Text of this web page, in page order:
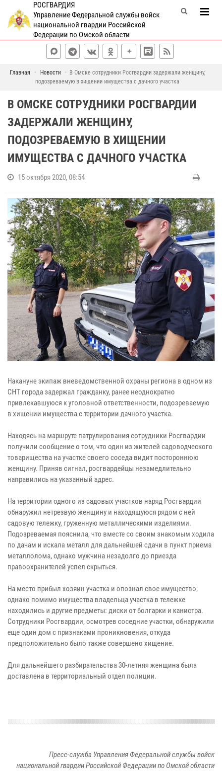
РОСГВАРДИЯ
Управление Федеральной службы войск
национальной гвардии Российской
Федерации по Омской области
Главная Новости
В Омске сотрудники Росгвардии задержали женщину,
подозреваемую в хищении имущества с дачного участка
В ОМСКЕ СОТРУДНИКИ РОСГВАРДИИ
ЗАДЕРЖАЛИ ЖЕНЩИНУ,
ПОДОЗРЕВАЕМУЮ В ХИЩЕНИИ
ИМУЩЕСТВА С ДАЧНОГО УЧАСТКА
15 октября 2020, 08:54
Накануне экипаж вневедомственной охраны региона в одном из
СНТ города задержал гражданку, ранее неоднократно
привлекавшуюся к уголовной ответственности, подозреваемую
в хищении имущества с территории дачного участка.
Находясь на маршруте патрулирования сотрудники Росгвардии
получили сообщение о том, что один из жителей садоводческого
товарищества на участке своего соседа видит постороннюю
женщину. Приняв сигнал, росгвардейцы незамедлительно
направились на указанный адрес.
На территории одного из садовых участков наряд Росгвардии
обнаружил нетрезвую женщину и находящуюся рядом с ней
садовую тележку, груженную металлическими изделиями.
Подозреваемая пояснила, что вместе со своим знакомым ходила
по дачам и искала металл для дальнейшей сдачи в пункт приема
металлолома, однако мужчина незадолго до приезда
правоохранителей успел скрыться.
На место прибыл хозяин участка и опознал свое имущество;
однако помимо имущества владельца участка в тележке
находились и другие предметы: диски от болгарки и канистра.
Сотрудники Росгвардии, осмотрев соседние участки, обнаружили
еще один дом с признаками проникновения, откуда
предположительно было также совершено хищение.
Для дальнейшего разбирательства 30-летняя женщина была
доставлена в территориальный отдел полиции.
Пресс-служба Управления Федеральной службы войск
национальной гвардии Российской Федерации по Омской области